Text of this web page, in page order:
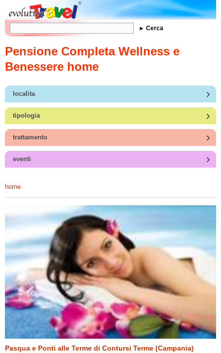
Form di ricerca
Cerca
Pensione Completa Wellness e
Benessere home
localita
tipologia
trattamento
eventi
home
Pasqua e Ponti alle Terme di Contursi Terme (Campania)